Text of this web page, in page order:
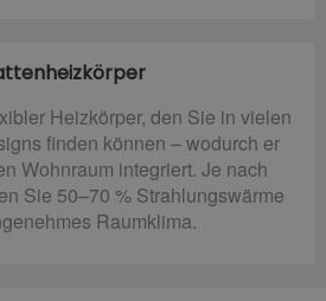
Heizkörper, den Sie in vielen
finden können – wodurch er
Wohnraum integriert. Je nach
Sie 50–70 % Strahlungswärme
Raumklima.